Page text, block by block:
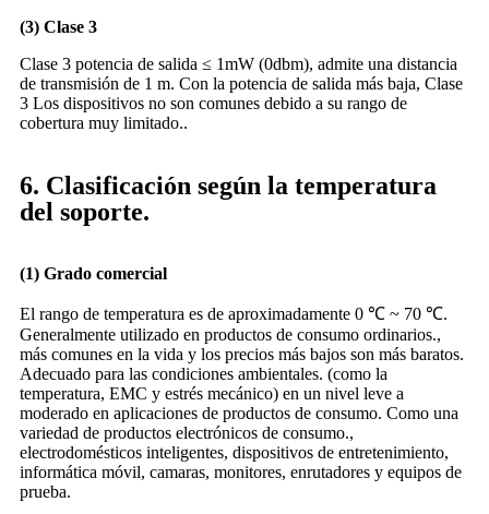
(3) Clase 3
Clase 3 potencia de salida ≤ 1mW (0dbm), admite una distancia
de transmisión de 1 m. Con la potencia de salida más baja, Clase
3 Los dispositivos no son comunes debido a su rango de
cobertura muy limitado..
6. Clasificación según la temperatura
del soporte.
(1) Grado comercial
El rango de temperatura es de aproximadamente 0 ℃ ~ 70 ℃.
Generalmente utilizado en productos de consumo ordinarios.,
más comunes en la vida y los precios más bajos son más baratos.
Adecuado para las condiciones ambientales. (como la
temperatura, EMC y estrés mecánico) en un nivel leve a
moderado en aplicaciones de productos de consumo. Como una
variedad de productos electrónicos de consumo.,
electrodomésticos inteligentes, dispositivos de entretenimiento,
informática móvil, camaras, monitores, enrutadores y equipos de
prueba.